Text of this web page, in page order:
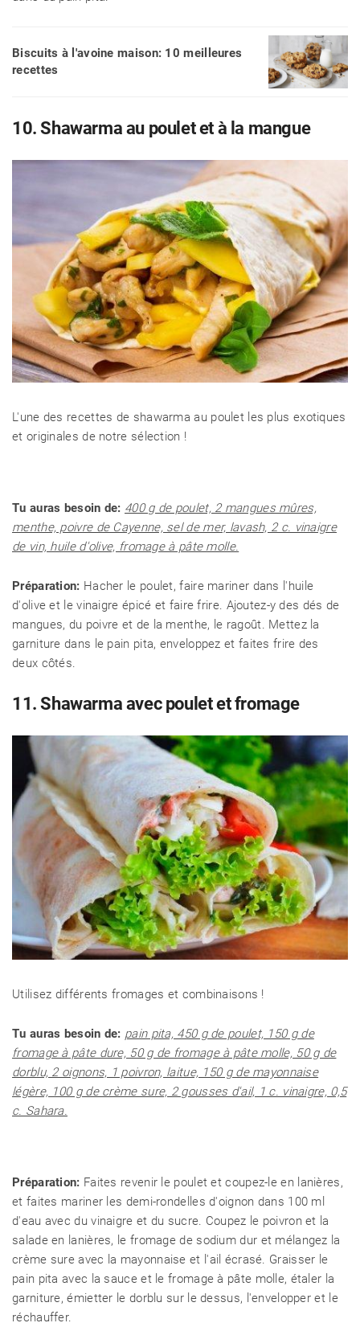
Biscuits à l'avoine maison: 10 meilleures
recettes
10. Shawarma au poulet et à la mangue
L'une des recettes de shawarma au poulet les plus exotiques
et originales de notre sélection !
Tu auras besoin de: 400 g de poulet, 2 mangues mûres,
menthe, poivre de Cayenne, sel de mer, lavash, 2 c. vinaigre
de vin, huile d'olive, fromage à pâte molle.
Préparation: Hacher le poulet, faire mariner dans l'huile
d'olive et le vinaigre épicé et faire frire. Ajoutez-y des dés de
mangues, du poivre et de la menthe, le ragoût. Mettez la
garniture dans le pain pita, enveloppez et faites frire des
deux côtés.
11. Shawarma avec poulet et fromage
Utilisez différents fromages et combinaisons !
Tu auras besoin de: pain pita, 450 g de poulet, 150 g de
fromage à pâte dure, 50 g de fromage à pâte molle, 50 g de
dorblu, 2 oignons, 1 poivron, laitue, 150 g de mayonnaise
légère, 100 g de crème sure, 2 gousses d'ail, 1 c. vinaigre, 0,5
c. Sahara.
Préparation: Faites revenir le poulet et coupez-le en lanières,
et faites mariner les demi-rondelles d'oignon dans 100 ml
d'eau avec du vinaigre et du sucre. Coupez le poivron et la
salade en lanières, le fromage de sodium dur et mélangez la
crème sure avec la mayonnaise et l'ail écrasé. Graisser le
pain pita avec la sauce et le fromage à pâte molle, étaler la
garniture, émietter le dorblu sur le dessus, l'envelopper et le
réchauffer.